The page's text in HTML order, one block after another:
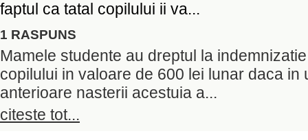
faptul ca tatal copilului ii va...
1 RASPUNS
Mamele studente au dreptul la
copilului in valoare de 600 lei lunar daca in
anterioare nasterii acestuia a...
citeste tot...